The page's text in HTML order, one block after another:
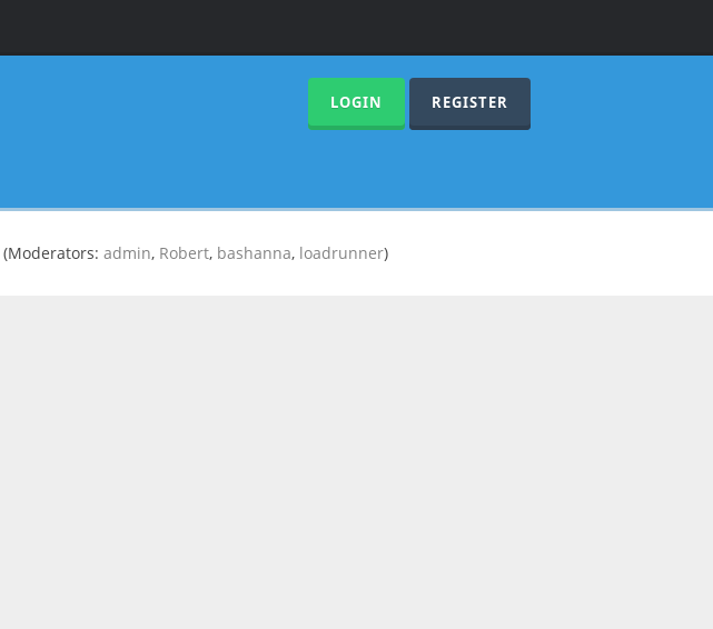
LOGIN REGISTER
(Moderators: admin, Robert, bashanna, loadrunner)